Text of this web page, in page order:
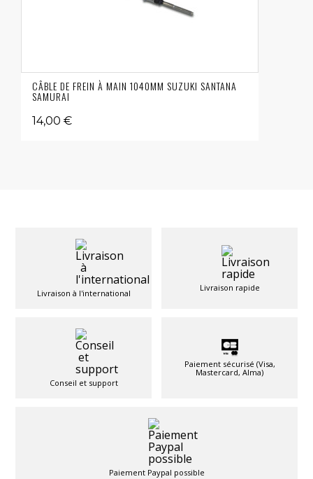
CÂBLE DE FREIN À MAIN 1040MM SUZUKI SANTANA
SAMURAI
14,00 €
Livraison à l'international
Livraison rapide
Conseil et support
Paiement sécurisé (Visa,
Mastercard, Alma)
Paiement Paypal possible